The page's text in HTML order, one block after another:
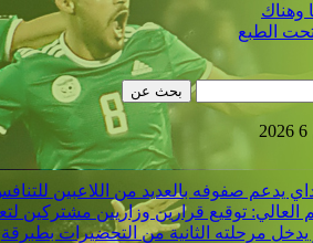
وهناك
الطبع
بحث عن
يدعم صفوفه بالعديد من اللاعبين
العالي: توقيع قرارين وزاريين مشتركين
يدخل مرحلته الثانية من التحضيرات بطبرقة